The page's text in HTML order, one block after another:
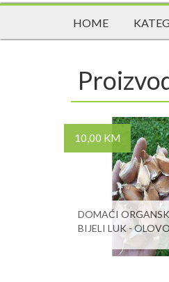
HOME
10,00 KM
DOMAĆI
BIJELI LUK - OLOVO